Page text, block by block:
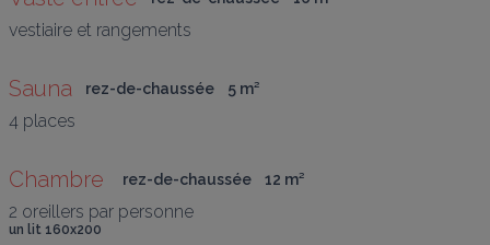
vestiaire et rangements
Sauna rez-de-chaussée 5 m²
4 places
Chambre rez-de-chaussée 12 m²
2 oreillers par personne
un lit 160x200